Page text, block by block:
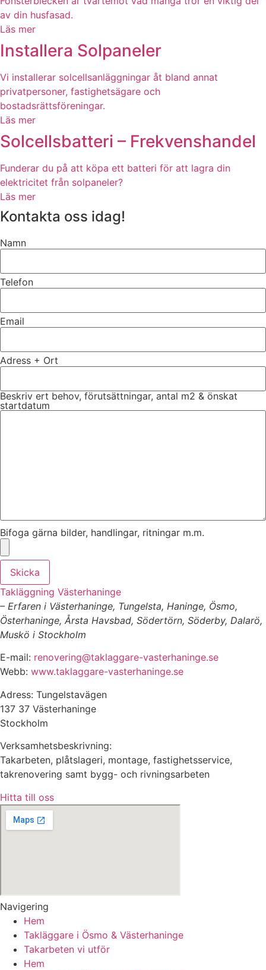
av din husfasad.
Läs mer
Installera Solpaneler
Vi installerar solcellsanläggningar åt bland annat
privatpersoner, fastighetsägare och
bostadsrättsföreningar.
Läs mer
Solcellsbatteri – Frekvenshandel
Funderar du på att köpa ett batteri för att lagra din
elektricitet från solpaneler?
Läs mer
Kontakta oss idag!
Namn
Telefon
Email
Adress + Ort
Beskriv ert behov, förutsättningar, antal m2 & önskat
startdatum
Bifoga gärna bilder, handlingar, ritningar m.m.
Skicka
Takläggning Västerhaninge
– Erfaren i Västerhaninge, Tungelsta, Haninge, Ösmo,
Österhaninge, Årsta Havsbad, Södertörn, Söderby, Dalarö,
Muskö i Stockholm
E-mail: renovering@taklaggare-vasterhaninge.se
Webb: www.taklaggare-vasterhaninge.se
Adress: Tungelstavägen
137 37 Västerhaninge
Stockholm
Verksamhetsbeskrivning:
Takarbeten, plåtslageri, montage, fastighetsservice,
takrenovering samt bygg- och rivningsarbeten
Hitta till oss
Navigering
Hem
Takläggare i Ösmo & Västerhaninge
Takarbeten vi utför
Hem